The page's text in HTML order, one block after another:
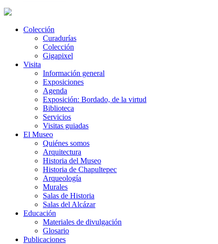
Colección
Curadurías
Colección
Gigapixel
Visita
Información general
Exposiciones
Agenda
Exposición: Bordado, de la virtud
Biblioteca
Servicios
Visitas guiadas
El Museo
Quiénes somos
Arquitectura
Historia del Museo
Historia de Chapultepec
Arqueología
Murales
Salas de Historia
Salas del Alcázar
Educación
Materiales de divulgación
Glosario
Publicaciones